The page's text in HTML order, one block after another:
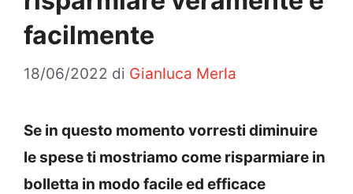
facilmente
18/06/2022 di Gianluca Merla
Se in questo momento vorresti diminuire
le spese ti mostriamo come risparmiare in
bolletta in modo facile ed efficace